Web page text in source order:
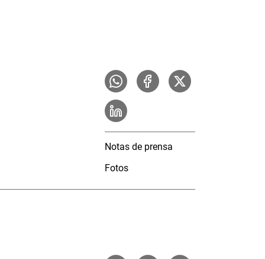
Notas de prensa
Fotos